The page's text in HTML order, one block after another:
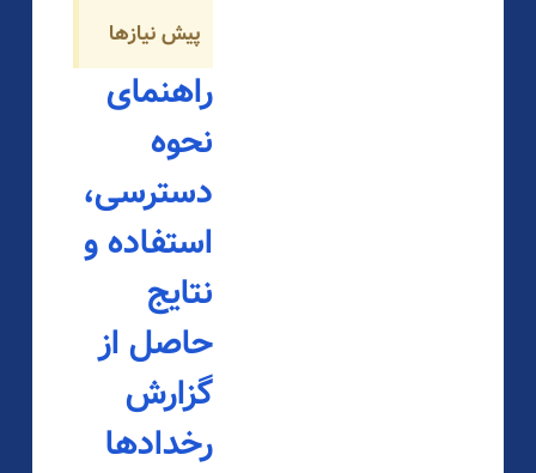
پیش نیازها
راهنمای
نحوه
دسترسی،
استفاده و
نتایج
حاصل از
گزارش
رخدادها